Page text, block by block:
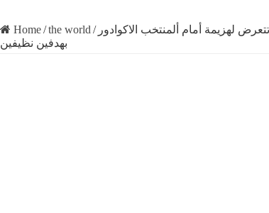
Home/the world / البلاد المستضيف لمونديال 2022 تتعرض لهزيمة أمام ألمنتخب الاكوادور
بهدفين نظيفين